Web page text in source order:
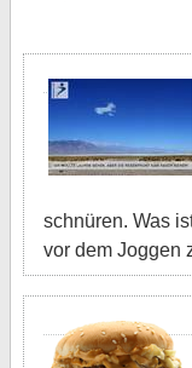
schnüren. Was
vor dem Joggen